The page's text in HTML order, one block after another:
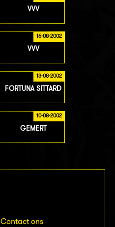
VVV
16-08-2002
VVV
13-08-2002
FORTUNA SITTARD
10-08-2002
GEMERT
Contact ons